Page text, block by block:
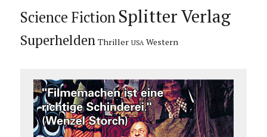
Science Fiction Splitter Verlag
Superhelden Thriller USA Western